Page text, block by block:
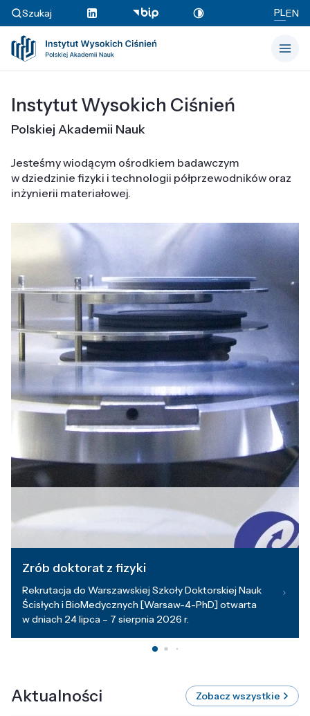
Szukaj PLEN
Instytut Wysokich Ciśnień
Polskiej Akademii Nauk
Jesteśmy wiodącym ośrodkiem badawczym
w dziedzinie fizyki i technologii półprzewodników oraz
inżynierii materiałowej.
Zrób doktorat z fizyki
Rekrutacja do Warszawskiej Szkoły Doktorskiej Nauk
Ścisłych i BioMedycznych [Warsaw-4-PhD] otwarta
w dniach 24 lipca – 7 sierpnia 2026 r.
Aktualności Zobacz wszystkie